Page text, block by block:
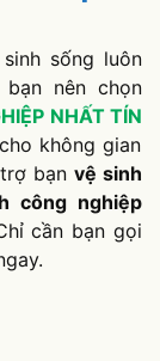
sống luôn
nên chọn
NHẤT TÍN
không gian
trợ bạnvệ sinh
công nghiệp
cần bạn gọi